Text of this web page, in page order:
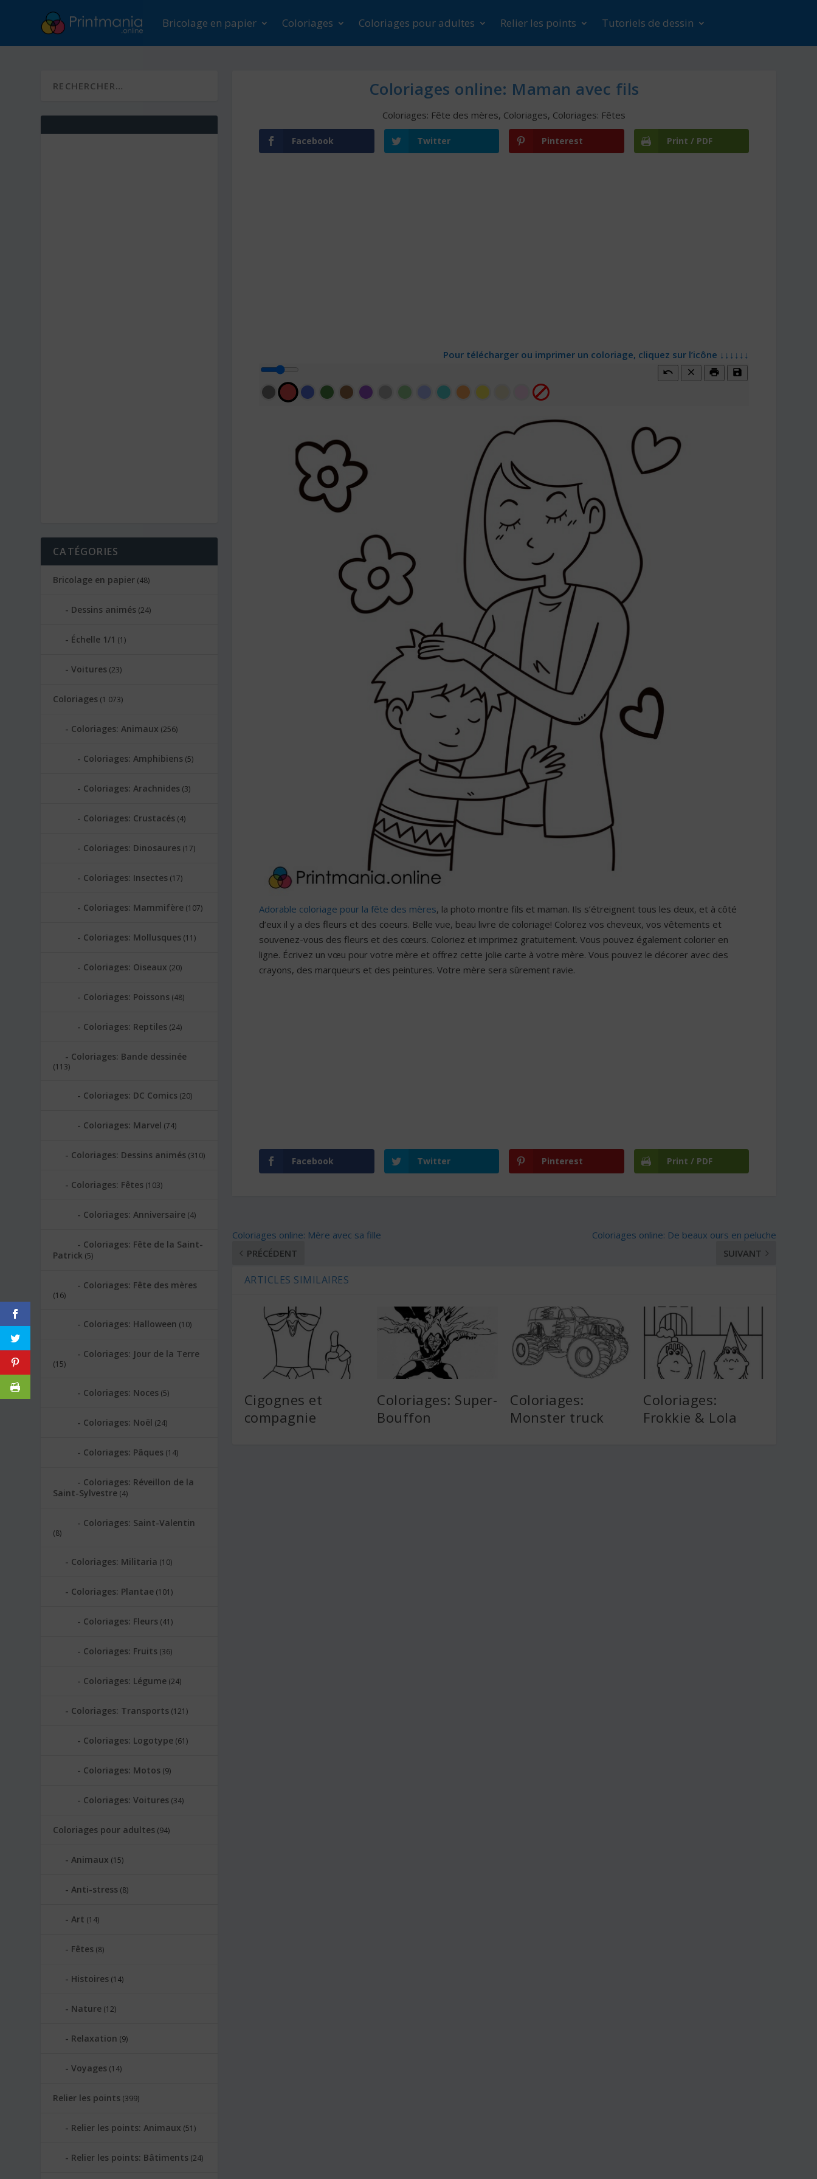
Bricolage en papier Coloriages Coloriages pour adultes Relier les points Tutoriels de dessin
Coloriages online: Maman avec fils
Coloriages: Fête des mères, Coloriages, Coloriages: Fêtes
Facebook Twitter Pinterest Print / PDF
Pour télécharger ou imprimer un coloriage, cliquez sur l’icône ↓↓↓↓↓↓
Adorable coloriage pour la fête des mères, la photo montre fils et maman. Ils s’étreignent tous les deux, et à côté
d’eux il y a des fleurs et des coeurs. Belle vue, beau livre de coloriage! Colorez vos cheveux, vos vêtements et
souvenez-vous des fleurs et des cœurs. Coloriez et imprimez gratuitement. Vous pouvez également colorier en
ligne. Écrivez un vœu pour votre mère et offrez cette jolie carte à votre mère. Vous pouvez le décorer avec des
crayons, des marqueurs et des peintures. Votre mère sera sûrement ravie.
Facebook Twitter Pinterest Print / PDF
Coloriages online: Mère avec sa fille
PRÉCÉDENT
Coloriages online: De beaux ours en peluche
SUIVANT
ARTICLES SIMILAIRES
Cigognes et
compagnie
Coloriages: Super-
Bouffon
Coloriages:
Monster truck
Coloriages:
Frokkie & Lola
CATÉGORIES
Bricolage en papier (48)
Dessins animés (24)
Échelle 1/1 (1)
Voitures (23)
Coloriages (1 073)
Coloriages: Animaux (256)
Coloriages: Amphibiens (5)
Coloriages: Arachnides (3)
Coloriages: Crustacés (4)
Coloriages: Dinosaures (17)
Coloriages: Insectes (17)
Coloriages: Mammifère (107)
Coloriages: Mollusques (11)
Coloriages: Oiseaux (20)
Coloriages: Poissons (48)
Coloriages: Reptiles (24)
Coloriages: Bande dessinée
(113)
Coloriages: DC Comics (20)
Coloriages: Marvel (74)
Coloriages: Dessins animés (310)
Coloriages: Fêtes (103)
Coloriages: Anniversaire (4)
Coloriages: Fête de la Saint-
Patrick (5)
Coloriages: Fête des mères
(16)
Coloriages: Halloween (10)
Coloriages: Jour de la Terre
(15)
Coloriages: Noces (5)
Coloriages: Noël (24)
Coloriages: Pâques (14)
Coloriages: Réveillon de la
Saint-Sylvestre (4)
Coloriages: Saint-Valentin
(8)
Coloriages: Militaria (10)
Coloriages: Plantae (101)
Coloriages: Fleurs (41)
Coloriages: Fruits (36)
Coloriages: Légume (24)
Coloriages: Transports (121)
Coloriages: Logotype (61)
Coloriages: Motos (9)
Coloriages: Voitures (34)
Coloriages pour adultes (94)
Animaux (15)
Anti-stress (8)
Art (14)
Fêtes (8)
Histoires (14)
Nature (12)
Relaxation (9)
Voyages (14)
Relier les points (399)
Relier les points: Animaux (51)
Relier les points: Bâtiments (24)